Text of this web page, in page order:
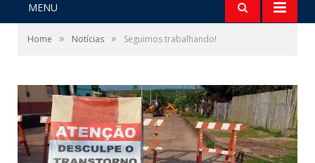
MENU
Home » Notícias » Seguimos trabalhando!